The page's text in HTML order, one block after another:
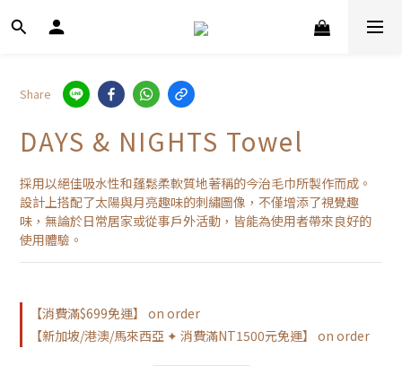
Share
DAYS & NIGHTS Towel
採用以絕佳吸水性和蓬鬆柔軟質地著稱的今治毛巾所製作而成。
設計上搭配了太陽與月亮趣味的刺繡圖像，不僅增添了視覺趣
味，無論於日常居家或從事戶外活動，皆能為使用者帶來良好的
使用體驗。
【消費滿$699免運】 on order
【新加坡/港澳/馬來西亞 ✦ 消費滿NT1500元免運】 on order